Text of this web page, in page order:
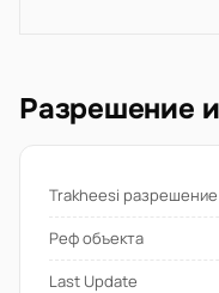
Разрешение
Trakheesi разрешение
Реф объекта
Last Update